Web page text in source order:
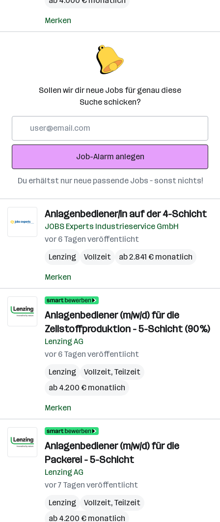
Merken
Sollen wir dir neue Jobs für genau diese
Suche schicken?
Adresse
Job-Alarm anlegen
Du erhältst nur neue passende Jobs – sonst nichts!
Anlagenbediener/in auf der 4-Schicht
JOBS Experts Industrieservice GmbH
vor 6 Tagen veröffentlicht
Lenzing
Vollzeit ab 2.841 € monatlich
Merken
Anlagenbediener (m/w/d) für die
Zellstoffproduktion - 5-Schicht (90%)
Lenzing AG
vor 6 Tagen veröffentlicht
Lenzing
Vollzeit, Teilzeit
ab 4.200 € monatlich
Merken
Anlagenbediener (m/w/d) für die
Packerei - 5-Schicht
Lenzing AG
vor 7 Tagen veröffentlicht
Lenzing
Vollzeit, Teilzeit
ab 4.200 € monatlich